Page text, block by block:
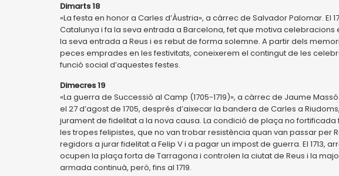
Dimarts 18
«La festa en honor a Carles d’Àustria», a càrrec de Salvador Palomar. El
Catalunya i fa la seva entrada a Barcelona, fet que motiva celebracions
la seva entrada a Reus i es rebut de forma solemne. A partir dels
peces emprades en les festivitats, coneixerem el contingut de les
funció social d’aquestes festes.
Dimecres 19
«La guerra de Successió al Camp (1705-1719)», a càrrec de Jaume
el 27 d’agost de 1705, després d’aixecar la bandera de Carles a
jurament de fidelitat a la nova causa. La condició de plaça no
les tropes felipistes, que no van trobar resistència quan van passar per
regidors a jurar fidelitat a Felip V i a pagar un impost de guerra. El 1713,
ocupen la plaça forta de Tarragona i controlen la ciutat de Reus i la
armada continuà, però, fins al 1719.